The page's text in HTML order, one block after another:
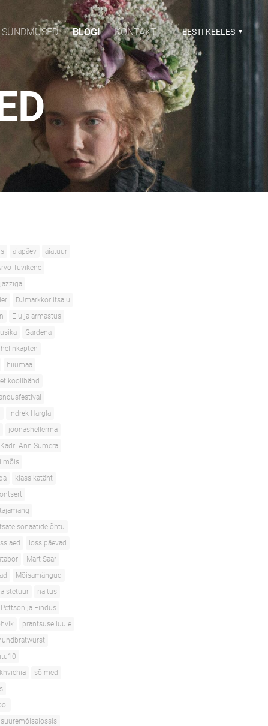
SÜNDMUSED BLOGI KONTAKT EESTI KEELES
aiapäev
aiatuur
Tuvikene
DJmarkkoriitsalu
Elu ja armastus
Gardena
helinkapten
hiiumaa
Indrek Hargla
joonashellerma
Kadri-Ann Sumera
mõis
klassikatäht
sonaatide õhtu
lossipäevad
Mart Saar
Mõisamängud
näitus
Pettson ja Findus
prantsuse luule
sõlmed